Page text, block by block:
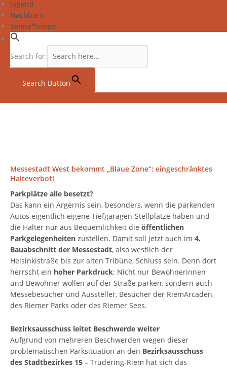
Jugend
Nachbarn
Senior*innen
Search for:
Search Button
Messestadt West bekommt „Blaue Zone“: eingeschränktes
Halteverbot!
Parkplätze alle besetzt?
Das kann ein Ärgernis sein, besonders, wenn die parkenden
Autos eigentlich eigene Tiefgaragen-Stellplätze haben und
die Halter nur aus Bequemlichkeit die öffentlichen
Parkgelegenheiten zustellen. Damit soll jetzt auch im 4.
Bauabschnitt der Messestadt, also westlich der
Helsinkistraße bis zur alten Tribüne, Schluss sein. Denn dort
herrscht ein hoher Parkdruck: Nicht nur Bewohnerinnen
und Bewohner wollen auf der Straße parken, sondern auch
Messebesucher und Aussteller, Besucher der RiemArcaden,
des Riemer Parks oder des Riemer Sees.
Bezirksausschuss leitet Beschwerde weiter
Aufgrund von mehreren Beschwerden wegen dieser
problematischen Parksituation an den Bezirksausschuss
des Stadtbezirkes 15 – Trudering-Riem hat sich das